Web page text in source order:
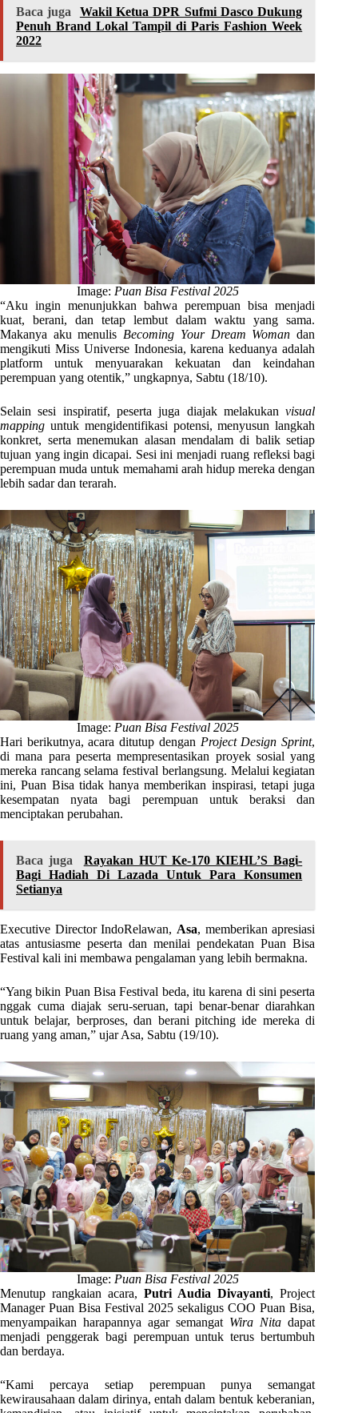
Baca juga
Wakil Ketua DPR Sufmi Dasco Dukung
Penuh Brand Lokal Tampil di Paris Fashion Week
2022
Image: Puan Bisa Festival 2025
“Aku ingin menunjukkan bahwa perempuan bisa menjadi
kuat, berani, dan tetap lembut dalam waktu yang sama.
Makanya aku menulis Becoming Your Dream Woman dan
mengikuti Miss Universe Indonesia, karena keduanya adalah
platform untuk menyuarakan kekuatan dan keindahan
perempuan yang otentik,” ungkapnya, Sabtu (18/10).
Selain sesi inspiratif, peserta juga diajak melakukanvisual
mapping untuk mengidentifikasi potensi, menyusun langkah
konkret, serta menemukan alasan mendalam di balik setiap
tujuan yang ingin dicapai. Sesi ini menjadi ruang refleksi bagi
perempuan muda untuk memahami arah hidup mereka dengan
lebih sadar dan terarah.
Image: Puan Bisa Festival 2025
Hari berikutnya, acara ditutup dengan Project Design Sprint,
di mana para peserta mempresentasikan proyek sosial yang
mereka rancang selama festival berlangsung. Melalui kegiatan
ini, Puan Bisa tidak hanya memberikan inspirasi, tetapi juga
kesempatan nyata bagi perempuan untuk beraksi dan
menciptakan perubahan.
Baca juga
Rayakan HUT Ke-170 KIEHL’S Bagi-
Bagi Hadiah Di Lazada Untuk Para Konsumen
Setianya
Executive Director IndoRelawan, Asa, memberikan apresiasi
atas antusiasme peserta dan menilai pendekatan Puan Bisa
Festival kali ini membawa pengalaman yang lebih bermakna.
“Yang bikin Puan Bisa Festival beda, itu karena di sini peserta
nggak cuma diajak seru-seruan, tapi benar-benar diarahkan
untuk belajar, berproses, dan berani pitching ide mereka di
ruang yang aman,” ujar Asa, Sabtu (19/10).
Image: Puan Bisa Festival 2025
Menutup rangkaian acara,Putri Audia Divayanti, Project
Manager Puan Bisa Festival 2025 sekaligus COO Puan Bisa,
menyampaikan harapannya agar semangat Wira Nita dapat
menjadi penggerak bagi perempuan untuk terus bertumbuh
dan berdaya.
“Kami percaya setiap perempuan punya semangat
kewirausahaan dalam dirinya, entah dalam bentuk keberanian,